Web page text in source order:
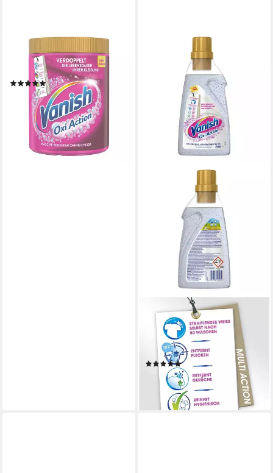
Oxi Action Pulver Pink 880g
Fleckentferner (ohne Chlor)
(1)
14,89 €
(16,92 €/ 1 kg)
lieferbar - in 2-3 Werktagen bei dir
VANISH
Oxi Action Gel Powerweiss
Fleckentferner (ohne Chlor,
für Weißwäsche)
(1)
6,89 €
(9,19 €/ 1 kg)
lieferbar - in 2-3 Werktagen bei dir